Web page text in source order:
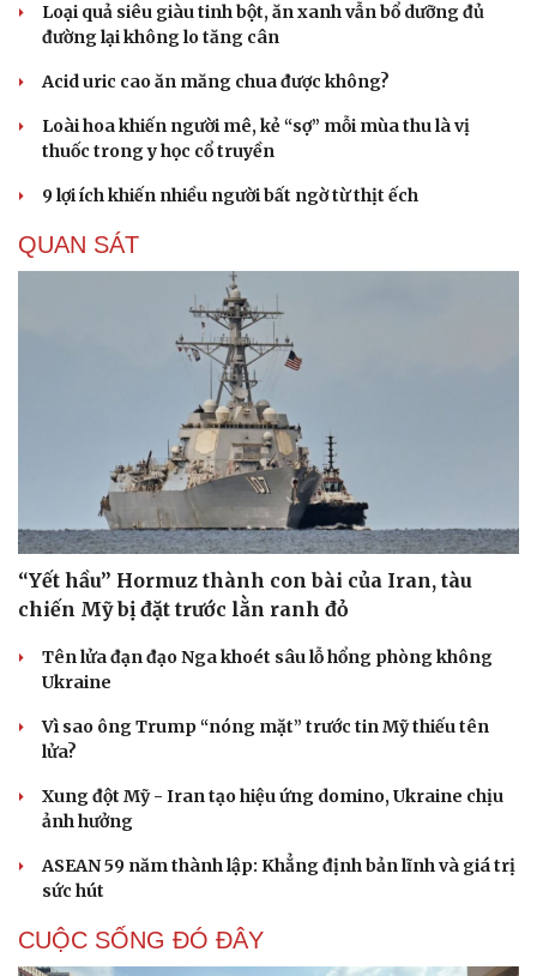
Loại quả siêu giàu tinh bột, ăn xanh vẫn bổ dưỡng đủ
đường lại không lo tăng cân
Acid uric cao ăn măng chua được không?
Loài hoa khiến người mê, kẻ “sợ” mỗi mùa thu là vị
thuốc trong y học cổ truyền
9 lợi ích khiến nhiều người bất ngờ từ thịt ếch
QUAN SÁT
“Yết hầu” Hormuz thành con bài của Iran, tàu
chiến Mỹ bị đặt trước lằn ranh đỏ
Tên lửa đạn đạo Nga khoét sâu lỗ hổng phòng không
Ukraine
Vì sao ông Trump “nóng mặt” trước tin Mỹ thiếu tên
lửa?
Xung đột Mỹ - Iran tạo hiệu ứng domino, Ukraine chịu
ảnh hưởng
ASEAN 59 năm thành lập: Khẳng định bản lĩnh và giá trị
sức hút
CUỘC SỐNG ĐÓ ĐÂY